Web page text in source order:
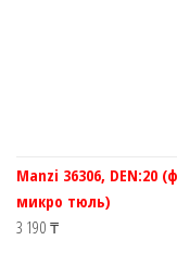
Manzi 36306, DEN:20
микро тюль)
3 190 ₸